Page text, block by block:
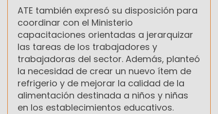
ATE también expresó su disposición para
coordinar con el Ministerio
capacitaciones orientadas a jerarquizar
las tareas de los trabajadores y
trabajadoras del sector. Además, planteó
la necesidad de crear un nuevo ítem de
refrigerio y de mejorar la calidad de la
alimentación destinada a niños y niñas
en los establecimientos educativos.